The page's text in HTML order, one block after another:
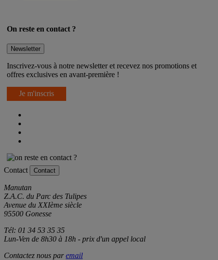
On reste en contact ?
Newsletter
Inscrivez-vous à notre newsletter et recevez nos promotions et
offres exclusives en avant-première !
Je m'inscris
Contact Contact
Manutan
Z.A.C. du Parc des Tulipes
Avenue du XXIème siècle
95500 Gonesse
Tél: 01 34 53 35 35
Lun-Ven de 8h30 à 18h - prix d'un appel local
Contactez nous paremail